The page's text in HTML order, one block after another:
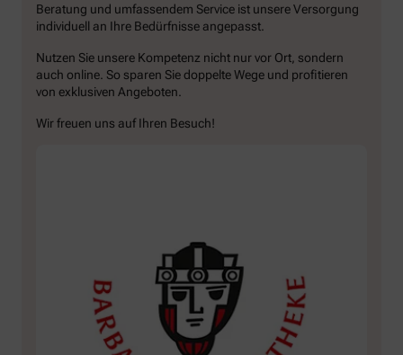
Beratung und umfassendem Service ist unsere Versorgung
individuell an Ihre Bedürfnisse angepasst.
Nutzen Sie unsere Kompetenz nicht nur vor Ort, sondern
auch online. So sparen Sie doppelte Wege und profitieren
von exklusiven Angeboten.
Wir freuen uns auf Ihren Besuch!